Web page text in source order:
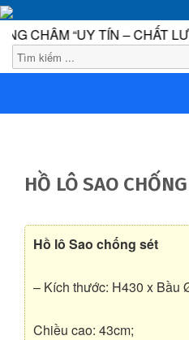
“UY TÍN – CHẤT
HỒ LÔ SAO
Hồ lô Sao chống sét
– Kích thước: H430 x Bầu
Chiều cao: 43cm;